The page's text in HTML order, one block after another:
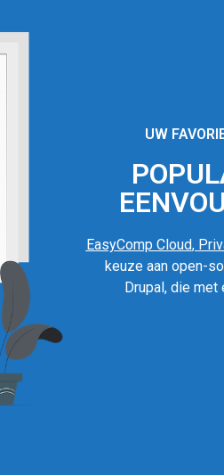
UW
EasyComp Cloud,
keuze aan open-
Drupal, die met